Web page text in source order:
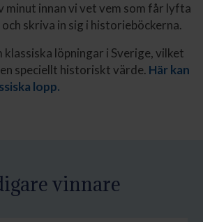
minut innan vi vet vem som får lyfta
skriva in sig i historieböckerna.
klassiska löpningar i Sverige, vilket
speciellt historiskt värde. Här kan
lopp.
vinnare